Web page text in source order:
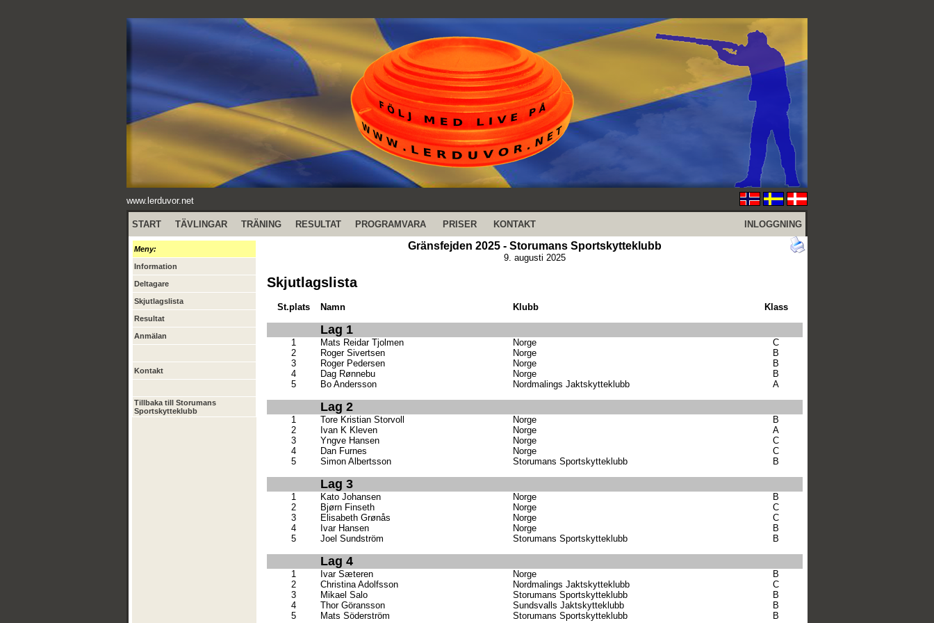
www.lerduvor.net
START TÄVLINGAR TRÄNING RESULTAT PROGRAMVARA PRISER KONTAKT INLOGGNING
Meny:
Information
Deltagare
Skjutlagslista
Resultat
Anmälan
Kontakt
Tillbaka till Storumans
Sportskytteklubb
Gränsfejden 2025 - Storumans Sportskytteklubb
9. augusti 2025
Skjutlagslista
St.plats Namn Klubb Klass
Lag 1
1 Mats Reidar Tjolmen Norge
C
2
Roger Sivertsen Norge
B
3
Roger Pedersen Norge
B
4
Dag Rønnebu Norge
B
5
Bo Andersson Nordmalings Jaktskytteklubb A
Lag 2
1 Tore Kristian Storvoll Norge
B
2
Ivan K Kleven Norge
A
3
Yngve Hansen Norge
C
4
Dan Furnes Norge
C
5
Simon Albertsson Storumans Sportskytteklubb B
Lag 3
1 Kato Johansen Norge
B
2
Bjørn Finseth Norge
C
3
Elisabeth Grønås Norge
C
4
Ivar Hansen Norge
B
5
Joel Sundström Storumans Sportskytteklubb B
Lag 4
1 Ivar Sæteren Norge
B
2
Christina Adolfsson Nordmalings Jaktskytteklubb
C
3
Mikael Salo Storumans Sportskytteklubb
B
4
Thor Göransson Sundsvalls Jaktskytteklubb
B
5
Mats Söderström Storumans Sportskytteklubb B